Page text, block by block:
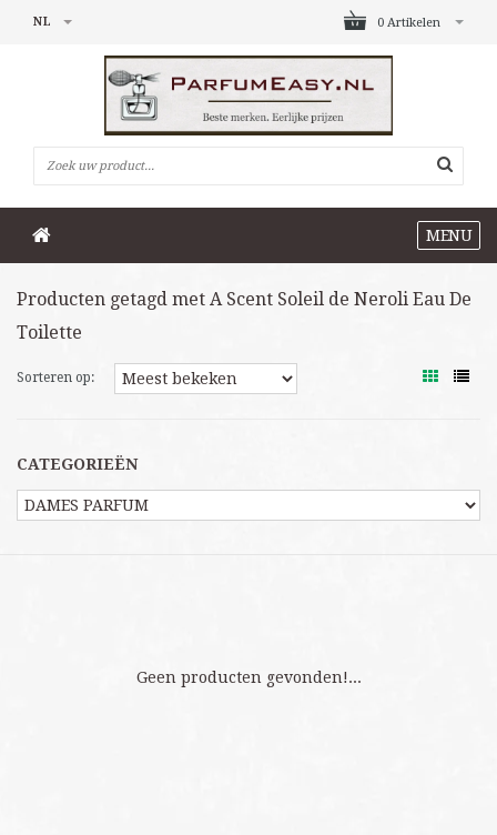
0 Artikelen
NL
MENU
Producten getagd met A Scent Soleil de Neroli Eau De
Toilette
Sorteren op:
CATEGORIEËN
Geen producten gevonden!...